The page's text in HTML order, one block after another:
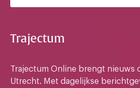
Trajectum
Trajectum Online brengt nieuws
Utrecht. Met dagelijkse